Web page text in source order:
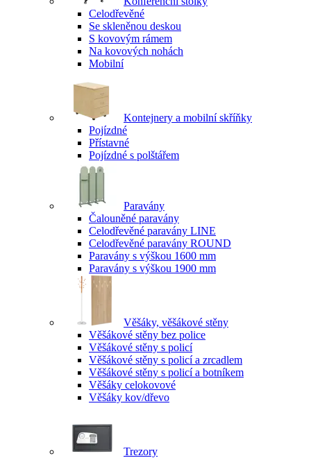
Celodřevěné
Se skleněnou deskou
S kovovým rámem
Na kovových nohách
Mobilní
Kontejnery a mobilní skříňky
Pojízdné
Přístavné
Pojízdné s polštářem
Paravány
Čalouněné paravány
Celodřevěné paravány LINE
Celodřevěné paravány ROUND
Paravány s výškou 1600 mm
Paravány s výškou 1900 mm
Věšáky, věšákové stěny
Věšákové stěny bez police
Věšákové stěny s policí
Věšákové stěny s policí a zrcadlem
Věšákové stěny s policí a botníkem
Věšáky celokovové
Věšáky kov/dřevo
Trezory